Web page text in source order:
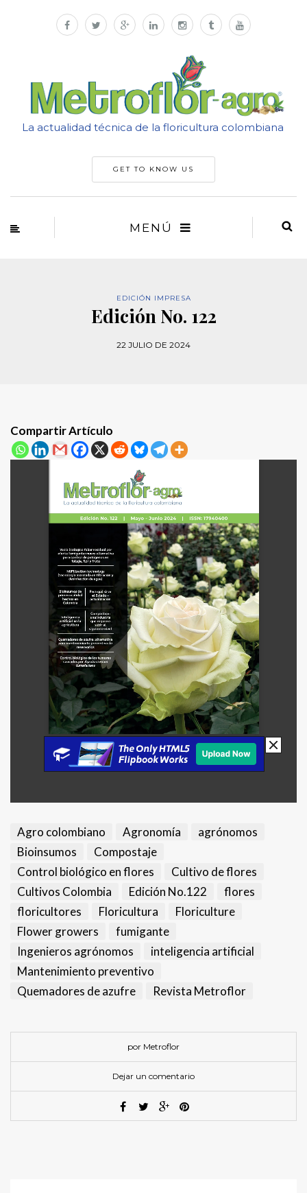
La actualidad técnica de la floricultura colombiana
GET TO KNOW US
MENÚ
EDICIÓN IMPRESA
Edición No. 122
22 JULIO DE 2024
Compartir Artículo
Agro colombiano Agronomía
agrónomos
Bioinsumos
Compostaje
Control biológico en flores
Cultivo de flores
Cultivos Colombia
Edición No.122
flores
floricultores
Floricultura
Floriculture
Flower growers
fumigante
Ingenieros agrónomos
inteligencia artificial
Mantenimiento preventivo
Quemadores de azufre
Revista Metroflor
por Metroflor
Dejar un comentario